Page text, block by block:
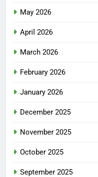
May 2026
April 2026
March 2026
February 2026
January 2026
December 2025
November 2025
October 2025
September 2025